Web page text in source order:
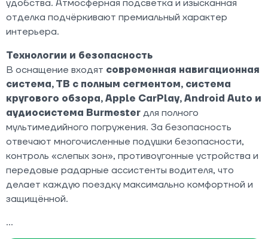
удобства. Атмосферная подсветка и изысканная
отделка подчёркивают премиальный характер
интерьера.
Технологии и безопасность
В оснащение входят современная навигационная
система, ТВ с полным сегментом, система
кругового обзора, Apple CarPlay, Android Auto и
аудиосистема Burmester для полного
мультимедийного погружения. За безопасность
отвечают многочисленные подушки безопасности,
контроль «слепых зон», противоугонные устройства и
передовые радарные ассистенты водителя, что
делает каждую поездку максимально комфортной и
защищённой.